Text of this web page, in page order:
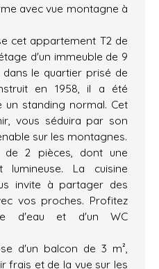
avec vue montagne à
cet appartement T2 de
d'un immeuble de 9
le quartier prisé de
en 1958, il a été
standing normal. Cet
vous séduira par son
sur les montagnes.
de 2 pièces, dont une
lumineuse. La cuisine
invite à partager des
vos proches. Profitez
d'eau et d'un WC
d'un balcon de 3 m²,
frais et de la vue sur les